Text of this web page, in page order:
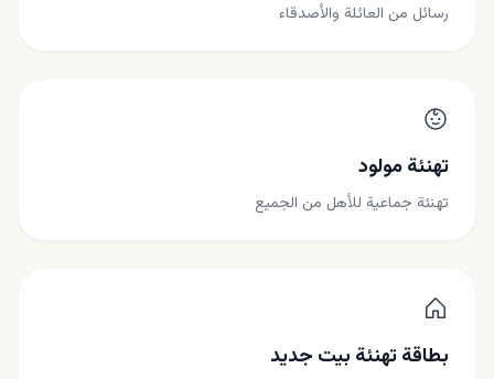
رسائل من العائلة والأصدقاء
تهنئة مولود
تهنئة جماعية للأهل من الجميع
بطاقة تهنئة بيت جديد